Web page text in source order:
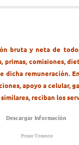
bruta y neta de
primas, comisiones,
dicha remuneración.
apoyo a celular,
reciban los
Descargar Información
Primer Trimestre